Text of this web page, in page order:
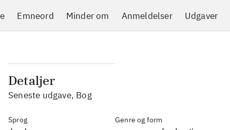
Emneord Minder om Anmeldelser Udgaver
Detaljer
Seneste udgave, Bog
Sprog
Genre og form